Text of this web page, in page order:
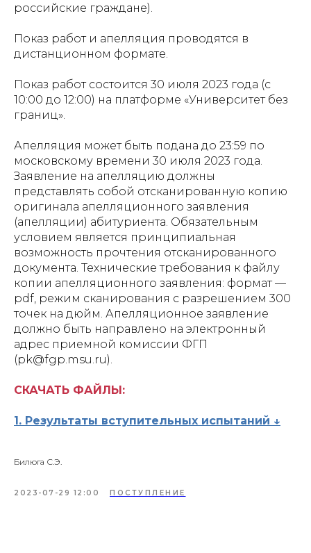
российские граждане).
Показ работ и апелляция проводятся в
дистанционном формате.
Показ работ состоится 30 июля 2023 года (с
10:00 до 12:00) на платформе «Университет без
границ».
Апелляция может быть подана до 23:59 по
московскому времени 30 июля 2023 года.
Заявление на апелляцию должны
представлять собой отсканированную копию
оригинала апелляционного заявления
(апелляции) абитуриента. Обязательным
условием является принципиальная
возможность прочтения отсканированного
документа. Технические требования к файлу
копии апелляционного заявления: формат —
pdf, режим сканирования с разрешением 300
точек на дюйм. Апелляционное заявление
должно быть направлено на электронный
адрес приемной комиссии ФГП
(pk@fgp.msu.ru).
СКАЧАТЬ ФАЙЛЫ:
1. Результаты вступительных испытаний ↓
Билюга С.Э.
2023-07-29 12:00 ПОСТУПЛЕНИЕ